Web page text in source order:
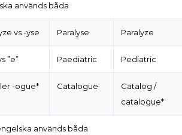
används båda
vs -yse Paralyse Paralyze
”e” Paediatric Pediatric
-ogue* Catalogue
Catalog /
catalogue*
används båda